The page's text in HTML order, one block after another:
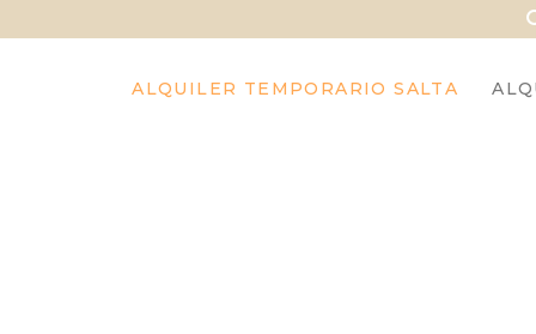
ALQUILER TEMPORARIO SALTA